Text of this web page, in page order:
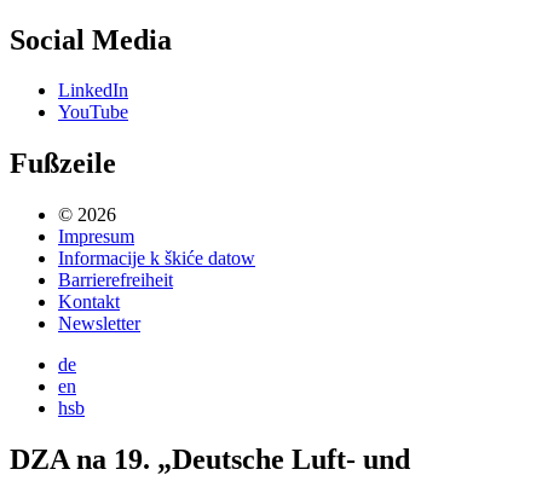
Social Media
LinkedIn
YouTube
Fußzeile
© 2026
Impresum
Informacije k škiće datow
Barrierefreiheit
Kontakt
Newsletter
de
en
hsb
DZA na 19. „Deutsche Luft- und